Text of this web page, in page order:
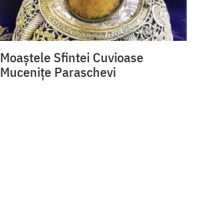
Moaștele Sfintei Cuvioase
Mucenițe Paraschevi